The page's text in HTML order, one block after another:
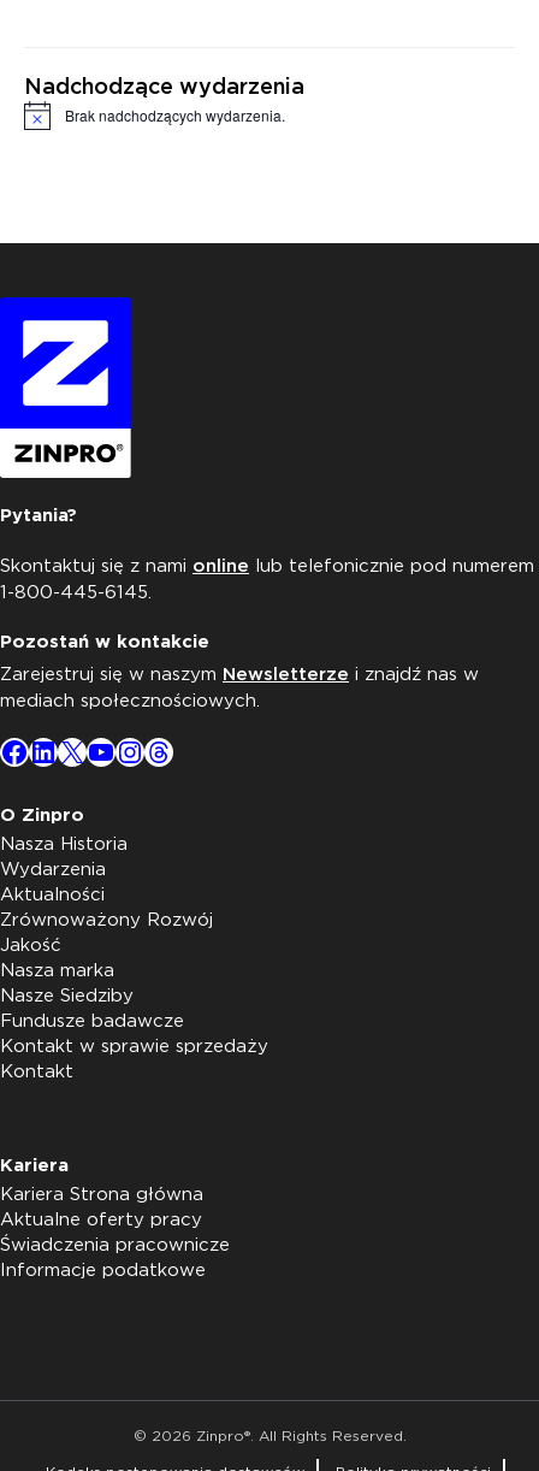
Nadchodzące wydarzenia
Powiadomienie
Brak nadchodzących wydarzenia.
Pytania?
Skontaktuj się z nami online lub telefonicznie pod numerem
1-800-445-6145.
Pozostań w kontakcie
Zarejestruj się w naszym Newsletterze i znajdź nas w
mediach społecznościowych.
Facebook
LinkedIn
X YouTube
Instagram
Threads
O Zinpro
Nasza Historia
Wydarzenia
Aktualności
Zrównoważony Rozwój
Jakość
Nasza marka
Nasze Siedziby
Fundusze badawcze
Kontakt w sprawie sprzedaży
Kontakt
Kariera
Kariera Strona główna
Aktualne oferty pracy
Świadczenia pracownicze
Informacje podatkowe
© 2026 Zinpro®. All Rights Reserved.